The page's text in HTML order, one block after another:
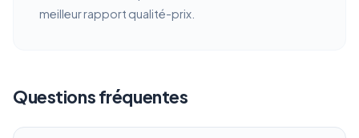
meilleur rapport qualité-prix.
Questions fréquentes